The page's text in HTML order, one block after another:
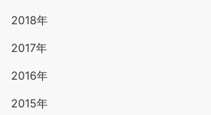
2018年
2017年
2016年
2015年